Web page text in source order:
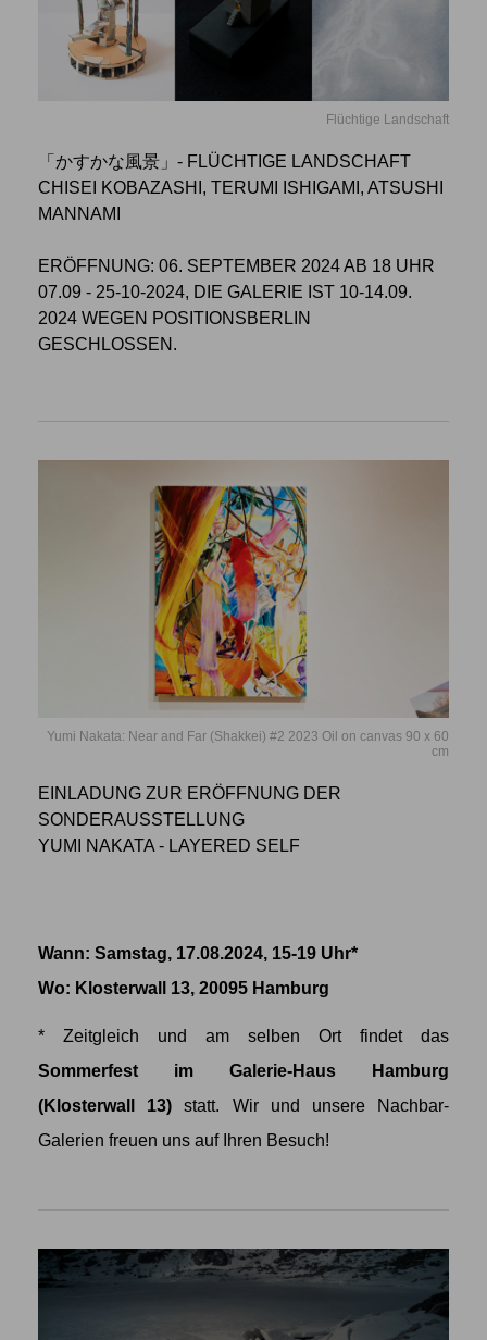
Flüchtige Landschaft
「かすかな風景」- FLÜCHTIGE LANDSCHAFT
CHISEI KOBAZASHI, TERUMI ISHIGAMI, ATSUSHI
MANNAMI
ERÖFFNUNG: 06. SEPTEMBER 2024 AB 18 UHR
07.09 - 25-10-2024, DIE GALERIE IST 10-14.09.
2024 WEGEN POSITIONSBERLIN
GESCHLOSSEN.
Yumi Nakata: Near and Far (Shakkei) #2 2023 Oil on canvas 90 x 60
cm
EINLADUNG ZUR ERÖFFNUNG DER
SONDERAUSSTELLUNG
YUMI NAKATA - LAYERED SELF
Wann: Samstag, 17.08.2024, 15-19 Uhr*
Wo: Klosterwall 13, 20095 Hamburg
* Zeitgleich und am selben Ort findet das
Sommerfest im Galerie-Haus Hamburg
(Klosterwall 13) statt. Wir und unsere Nachbar-
Galerien freuen uns auf Ihren Besuch!